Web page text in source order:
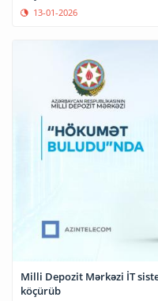
13-01-2026
Milli Depozit Mərkəzi İT
köçürüb